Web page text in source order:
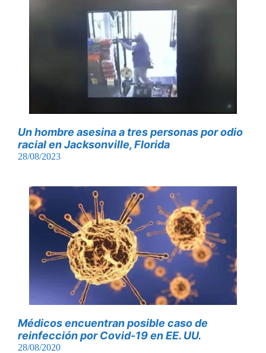
Un hombre asesina a tres personas por odio
racial en Jacksonville, Florida
28/08/2023
Médicos encuentran posible caso de
reinfección por Covid-19 en EE. UU.
28/08/2020